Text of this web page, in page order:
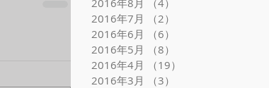
2016年8月
（4）
2016年7月
（2）
2016年6月
（6）
2016年5月
（8）
2016年4月
（19）
2016年3月
（3）